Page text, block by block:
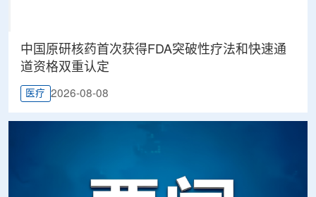
中国原研核药首次获得FDA突破性疗法和快速通
道资格双重认定
医疗 2026-08-08